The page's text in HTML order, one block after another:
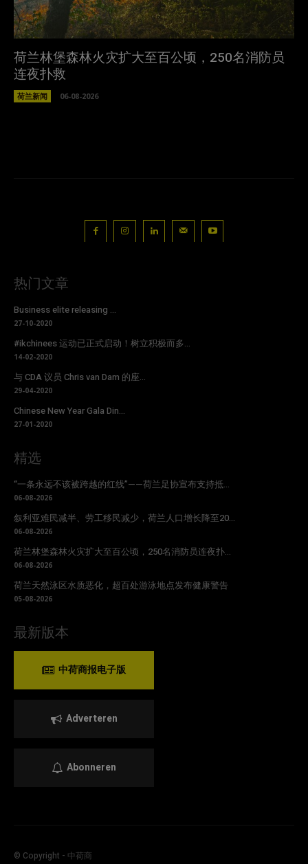
荷兰林堡森林火灾扩大至百公顷，250名消防员
连夜扑救
荷兰新闻 06-08-2026
热门文章
Business elite releasing ...
27-10-2020
#ikchinees 运动已正式启动！树立积极而多...
14-02-2020
与 CDA 议员 Chris van Dam 的座...
29-04-2020
Chinese New Year Gala Din...
27-01-2020
精选
“一条永远不该被跨越的红线”——荷兰足协宣布支持抵...
06-08-2026
叙利亚难民减半、劳工移民减少，荷兰人口增长降至20...
06-08-2026
荷兰林堡森林火灾扩大至百公顷，250名消防员连夜扑...
06-08-2026
荷兰天然泳区水质恶化，超百处游泳地点发布健康警告
05-08-2026
最新版本
中荷商报电子版
Adverteren
Abonneren
© Copyright - 中荷商